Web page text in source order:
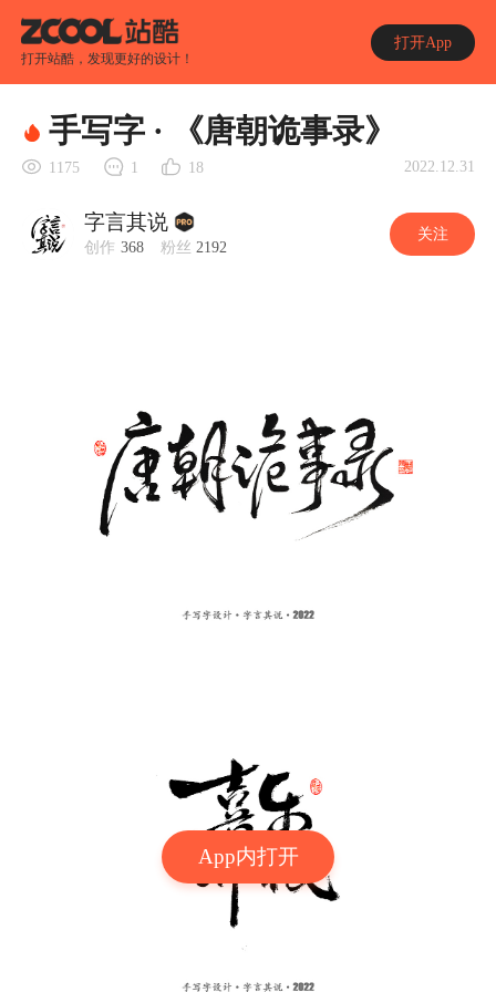
打开站酷，发现更好的设计！
打开App
App内打开
手写字 · 《唐朝诡事录》
1175 1 18 2022.12.31
字言其说
创作 368 粉丝 2192
关注